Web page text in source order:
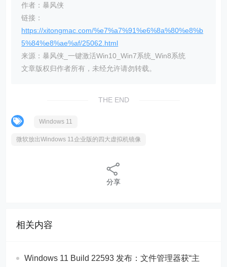
作者：暴风侠
链接：
https://xitongmac.com/%e7%a7%91%e6%8a%80%e8%b
5%84%e8%ae%af/25062.html
来源：暴风侠_一键激活Win10_Win7系统_Win8系统
文章版权归作者所有，未经允许请勿转载。
THE END
Windows 11
微软放出Windows 11企业版的四大虚拟机镜像
分享
相关内容
Windows 11 Build 22593 发布：文件管理器获“主